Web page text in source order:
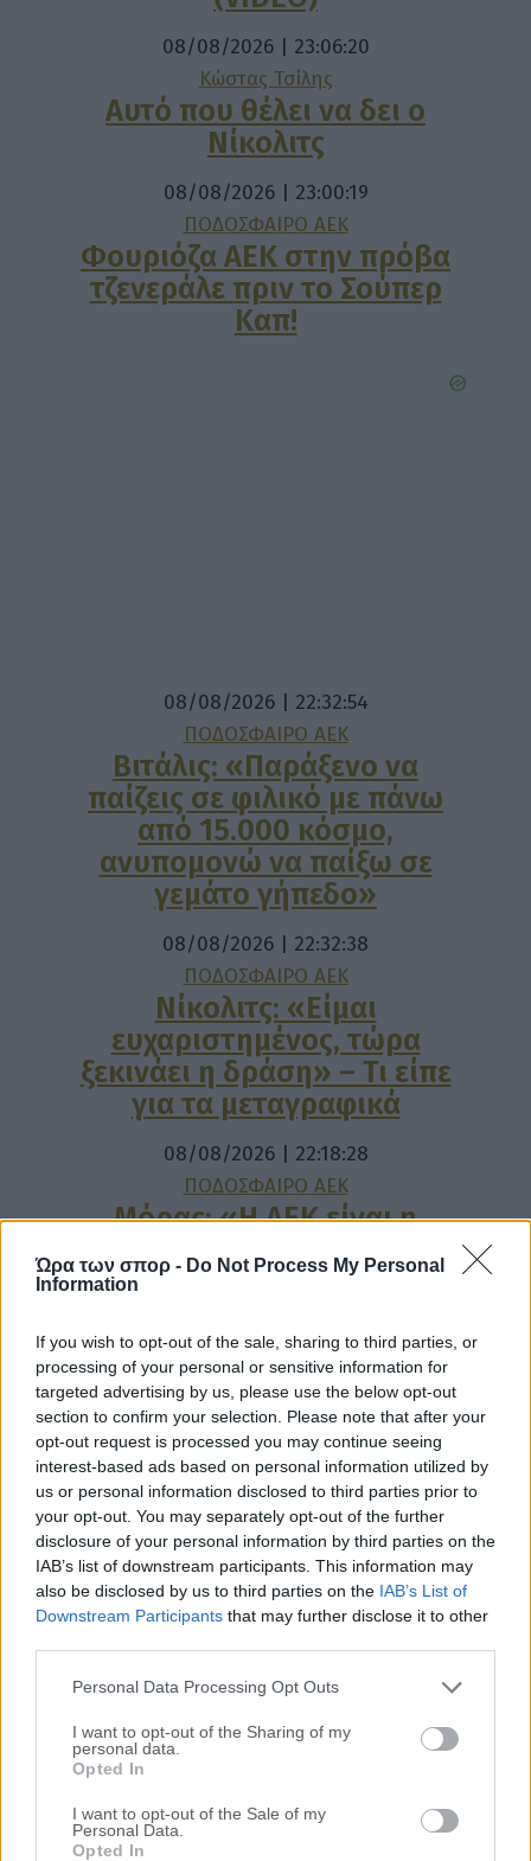
Ώρα των σπορ - Do Not Process My Personal
Information
If you wish to opt-out of the sale, sharing to third parties, or
processing of your personal or sensitive information for
targeted advertising by us, please use the below opt-out
section to confirm your selection. Please note that after your
opt-out request is processed you may continue seeing
interest-based ads based on personal information utilized by
us or personal information disclosed to third parties prior to
your opt-out. You may separately opt-out of the further
disclosure of your personal information by third parties on the
IAB’s list of downstream participants. This information may
also be disclosed by us to third parties on the IAB’s List of
Downstream Participants that may further disclose it to other
Please note that this website/app uses one or more Google
not limited to your visit or usage behaviour. You may click to
grant or deny consent to Google and its third-party tags to
use your data for below specified purposes in below Google
consent section.
Personal Data Processing Opt Outs
I want to opt-out of the Sharing of my
personal data.
Opted In
I want to opt-out of the Sale of my
Personal Data.
Opted In
08/08/2026 | 23:06:20
Κώστας Τσίλης
Αυτό που θέλει να δει ο
Νίκολιτς
08/08/2026 | 23:00:19
ΠΟΔΟΣΦΑΙΡΟ ΑΕΚ
Φουριόζα ΑΕΚ στην πρόβα
τζενεράλε πριν το Σούπερ
Καπ!
08/08/2026 | 22:32:54
ΠΟΔΟΣΦΑΙΡΟ ΑΕΚ
Βιτάλις: «Παράξενο να
παίζεις σε φιλικό με πάνω
από 15.000 κόσμο,
ανυπομονώ να παίξω σε
γεμάτο γήπεδο»
08/08/2026 | 22:32:38
ΠΟΔΟΣΦΑΙΡΟ ΑΕΚ
Νίκολιτς: «Είμαι
ευχαριστημένος, τώρα
ξεκινάει η δράση» – Τι είπε
για τα μεταγραφικά
08/08/2026 | 22:18:28
ΠΟΔΟΣΦΑΙΡΟ ΑΕΚ
Μόρας: «Η ΑΕΚ είναι η
καλύτερη – Της εύχομαι τα
καλύτερα μέσα από την
08/08/2026 | 22:14:47
ΠΟΔΟΣΦΑΙΡΟ ΑΕΚ
Μεγαλείο Γκατσίνοβιτς:
Αγκάλιασε τον Αγγελόπουλο
μετά το γκολ του (ΦΩΤΟ)